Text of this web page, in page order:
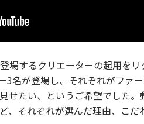
場するクリエーターの起用をリ
3名が登場し、それぞれがファ
せたい、というご希望でした
、それぞれが選んだ理由、こだ